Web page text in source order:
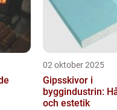
02 oktober 2025
Gipsskivor i
byggindustrin:
och estetik